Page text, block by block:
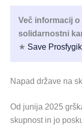
Več informacij
solidarnostni
★ Save
Napad države na
Od junija 2025
skupnost in jo